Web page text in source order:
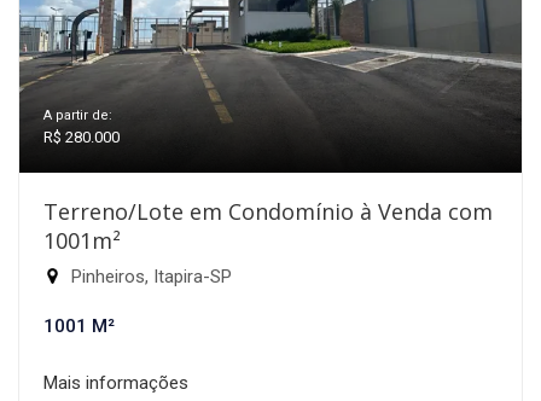
A partir de:
R$ 280.000
Terreno/Lote em Condomínio à Venda com
1001m²
Pinheiros, Itapira-SP
1001 M²
Mais informações